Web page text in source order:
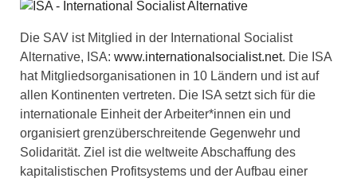
Die SAV ist Mitglied in der International Socialist
Alternative, ISA: www.internationalsocialist.net. Die ISA
hat Mitgliedsorganisationen in 10 Ländern und ist auf
allen Kontinenten vertreten. Die ISA setzt sich für die
internationale Einheit der Arbeiter*innen ein und
organisiert grenzüberschreitende Gegenwehr und
Solidarität. Ziel ist die weltweite Abschaffung des
kapitalistischen Profitsystems und der Aufbau einer